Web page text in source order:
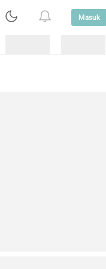
Masuk